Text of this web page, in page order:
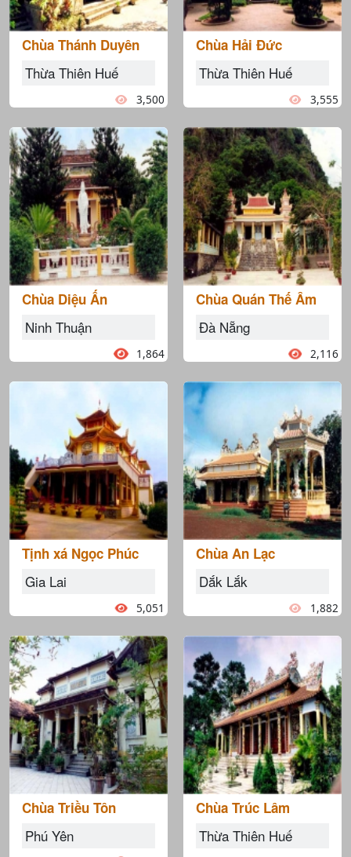
Chùa Thánh Duyên
Thừa Thiên Huế
3,500
Chùa Diệu Ấn
Ninh Thuận
1,864
Tịnh xá Ngọc Phúc
Gia Lai
5,051
Chùa Triều Tôn
Phú Yên
Chùa Hải Đức
Thừa Thiên Huế
3,555
Chùa Quán Thế Âm
Đà Nẵng
2,116
Chùa An Lạc
Dắk Lắk
1,882
Chùa Trúc Lâm
Thừa Thiên Huế